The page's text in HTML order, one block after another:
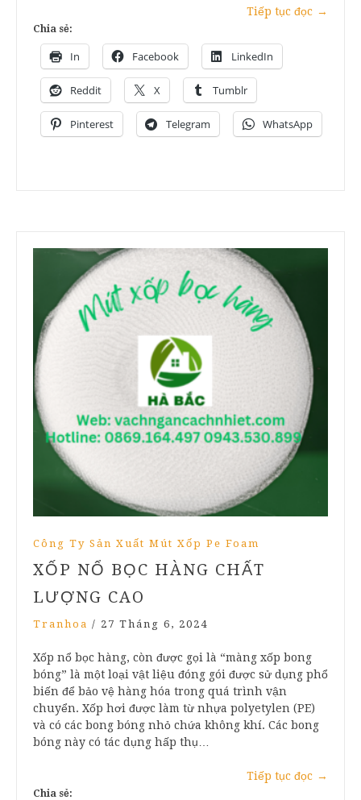
Tiếp tục đọc →
Chia sẻ:
In Facebook LinkedIn
Reddit X Tumblr
Pinterest Telegram WhatsApp
Công Ty Sản Xuất Mút Xốp Pe Foam
XỐP NỔ BỌC HÀNG CHẤT
LƯỢNG CAO
Tranhoa / 27 Tháng 6, 2024
Xốp nổ bọc hàng, còn được gọi là “màng xốp bong
bóng” là một loại vật liệu đóng gói được sử dụng phổ
biến để bảo vệ hàng hóa trong quá trình vận
chuyển. Xốp hơi được làm từ nhựa polyetylen (PE)
và có các bong bóng nhỏ chứa không khí. Các bong
bóng này có tác dụng hấp thụ…
Tiếp tục đọc →
Chia sẻ: